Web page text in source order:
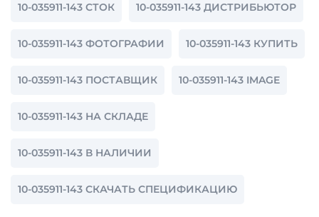
10-035911-143 СТОК 10-035911-143 ДИСТРИБЬЮТОР
10-035911-143 ФОТОГРАФИИ 10-035911-143 КУПИТЬ
10-035911-143 ПОСТАВЩИК 10-035911-143 IMAGE
10-035911-143 НА СКЛАДЕ
10-035911-143 В НАЛИЧИИ
10-035911-143 СКАЧАТЬ СПЕЦИФИКАЦИЮ